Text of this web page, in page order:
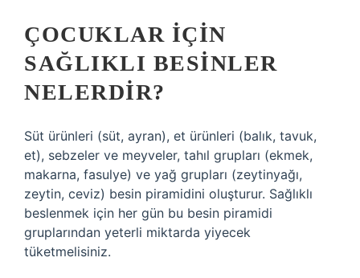
ÇOCUKLAR IÇIN
SAĞLIKLI BESINLER
NELERDIR?
Süt ürünleri (süt, ayran), et ürünleri (balık, tavuk,
et), sebzeler ve meyveler, tahıl grupları (ekmek,
makarna, fasulye) ve yağ grupları (zeytinyağı,
zeytin, ceviz) besin piramidini oluşturur. Sağlıklı
beslenmek için her gün bu besin piramidi
gruplarından yeterli miktarda yiyecek
tüketmelisiniz.